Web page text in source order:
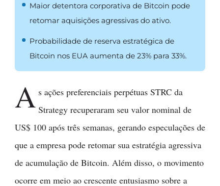
Maior detentora corporativa de Bitcoin pode
retomar aquisições agressivas do ativo.
Probabilidade de reserva estratégica de
Bitcoin nos EUA aumenta de 23% para 33%.
A s ações preferenciais perpétuas STRC da
Strategy recuperaram seu valor nominal de
US$ 100 após três semanas, gerando especulações de
que a empresa pode retomar sua estratégia agressiva
de acumulação de Bitcoin. Além disso, o movimento
ocorre em meio ao crescente entusiasmo sobre a